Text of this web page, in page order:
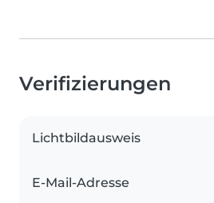
Verifizierungen
Lichtbildausweis
E-Mail-Adresse